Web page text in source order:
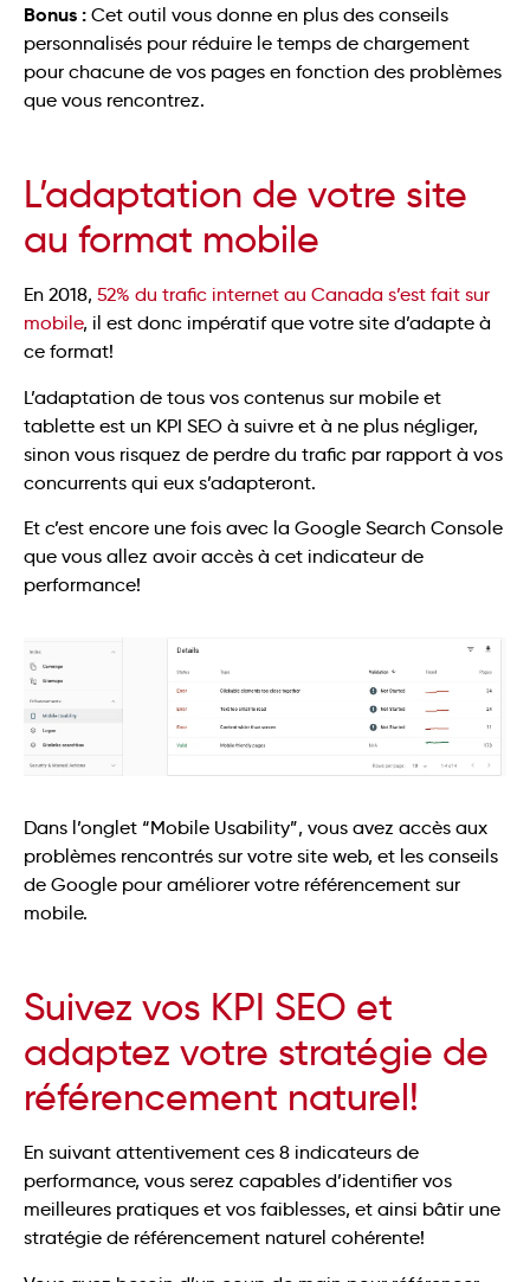
Bonus : Cet outil vous donne en plus des conseils
personnalisés pour réduire le temps de chargement
pour chacune de vos pages en fonction des problèmes
que vous rencontrez.
L’adaptation de votre site
au format mobile
En 2018, 52% du trafic internet au Canada s’est fait sur
mobile, il est donc impératif que votre site d’adapte à
ce format!
L’adaptation de tous vos contenus sur mobile et
tablette est un KPI SEO à suivre et à ne plus négliger,
sinon vous risquez de perdre du trafic par rapport à vos
concurrents qui eux s’adapteront.
Et c’est encore une fois avec la Google Search Console
que vous allez avoir accès à cet indicateur de
performance!
Dans l’onglet “Mobile Usability”, vous avez accès aux
problèmes rencontrés sur votre site web, et les conseils
de Google pour améliorer votre référencement sur
mobile.
Suivez vos KPI SEO et
adaptez votre stratégie de
référencement naturel!
En suivant attentivement ces 8 indicateurs de
performance, vous serez capables d’identifier vos
meilleures pratiques et vos faiblesses, et ainsi bâtir une
stratégie de référencement naturel cohérente!